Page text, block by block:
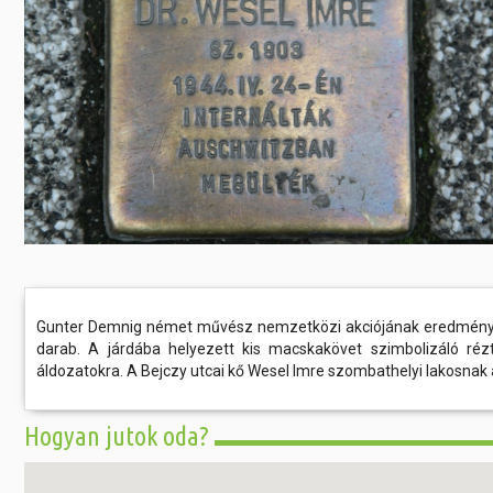
Gyerekeknek
Sport
Buli/Disco
Kiemelt rendezvények
Tanfolyam, képzés
Egyházi, vallási
Egyebek
Ünnepek,
most
Fák
Egyéb
Röplabda
Gunter Demnig német művész nemzetközi akciójának
darab. A járdába helyezett kis macskakövet szimbolizáló
áldozatokra. A Bejczy utcai kő Wesel Imre szombathelyi lakosnak
Hogyan jutok oda?